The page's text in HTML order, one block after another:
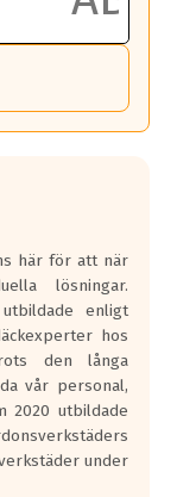
här för att när
lösningar.
enligt
hos
den långa
vår personal,
2020 utbildade
under